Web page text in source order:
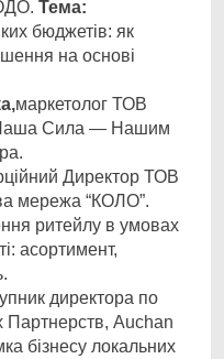
Тема:
бюджетів: як
на основі
маркетолог ТОВ
Сила — Нашим
Директор ТОВ
мережа “КОЛО”.
ритейлу в умовах
асортимент,
директора по
Партнерств, Auchan
бізнесу локальних